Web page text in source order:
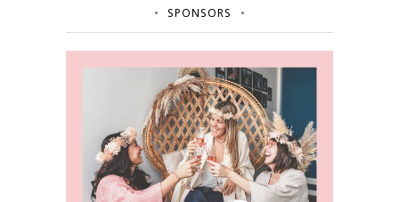
SPONSORS